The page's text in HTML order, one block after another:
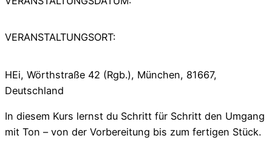
VERANSTALTUNGSORT:
HEi, Wörthstraße 42 (Rgb.), München, 81667,
Deutschland
In diesem Kurs lernst du Schritt für Schritt den Umgang
mit Ton – von der Vorbereitung bis zum fertigen Stück.